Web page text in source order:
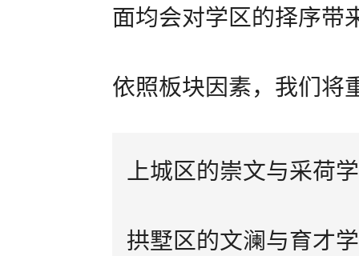
面均会对学区的择序带
依照板块因素，我们将
上城区的崇文与采荷
拱墅区的文澜与育才